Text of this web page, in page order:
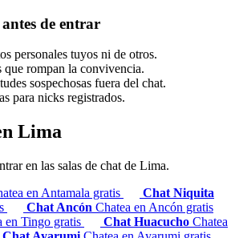
de entrar
personales tuyos ni de otros.
que rompan la convivencia.
sospechosas fuera del chat.
para nicks registrados.
Lima
en las salas de chat de Lima.
en Antamala gratis
Chat Niquita
Chat Ancón Chatea en Ancón gratis
en Tingo gratis Chat Huacucho Chatea